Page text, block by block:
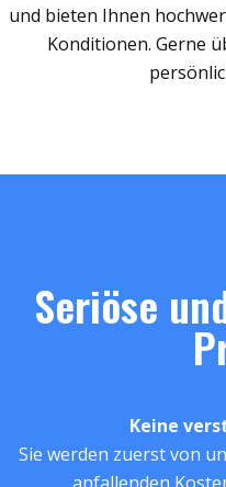
und bieten Ihnen
Konditionen. Gerne
Seriöse
Keine
Sie werden zuerst von